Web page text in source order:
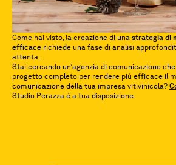
Come hai visto, la creazione di una strategia di
efficace richiede una fase di analisi
attenta.
Stai cercando un’agenzia di comunicazione
progetto completo per rendere più efficace il
comunicazione della tua impresa vitivinicola?
Studio Perazza è a tua disposizione.